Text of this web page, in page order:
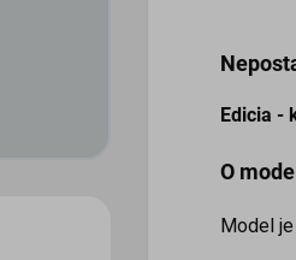
Edicia -
O
Model je